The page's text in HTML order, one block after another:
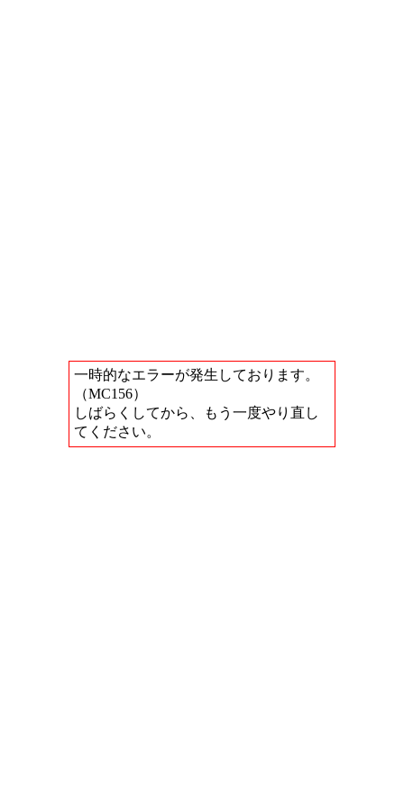
一時的なエラーが発生しております。
（MC156）
しばらくしてから、もう一度やり直し
てください。